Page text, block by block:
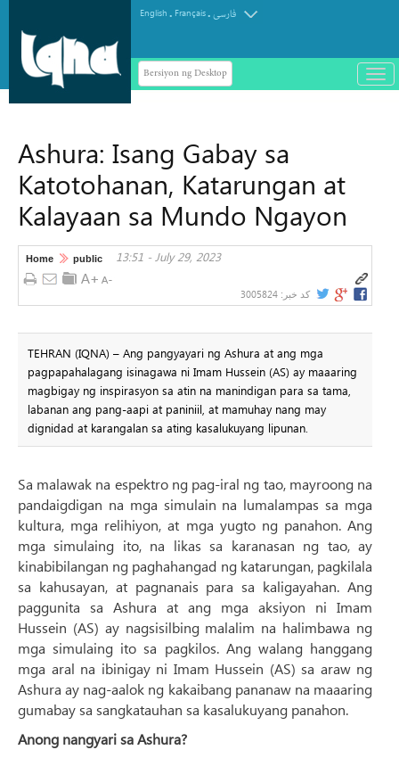
English . Français.فارسی
Bersiyon ng Desktop
باز
و
Ashura: Isang Gabay sa
Katotohanan, Katarungan at
Kalayaan sa Mundo Ngayon
Home public 13:51 - July 29, 2023
کد خبر: 3005824
TEHRAN (IQNA) – Ang pangyayari ng Ashura at ang mga
pagpapahalagang isinagawa ni Imam Hussein (AS) ay maaaring
magbigay ng inspirasyon sa atin na manindigan para sa tama,
labanan ang pang-aapi at paniniil, at mamuhay nang may
dignidad at karangalan sa ating kasalukuyang lipunan.
Sa malawak na espektro ng pag-iral ng tao, mayroong na
pandaigdigan na mga simulain na lumalampas sa mga
kultura, mga relihiyon, at mga yugto ng panahon. Ang
mga simulaing ito, na likas sa karanasan ng tao, ay
kinabibilangan ng paghahangad ng katarungan, pagkilala
sa kahusayan, at pagnanais para sa kaligayahan. Ang
paggunita sa Ashura at ang mga aksiyon ni Imam
Hussein (AS) ay nagsisilbing malalim na halimbawa ng
mga simulaing ito sa pagkilos. Ang walang hanggang
mga aral na ibinigay ni Imam Hussein (AS) sa araw ng
Ashura ay nag-aalok ng kakaibang pananaw na maaaring
gumabay sa sangkatauhan sa kasalukuyang panahon.
Anong nangyari sa Ashura?